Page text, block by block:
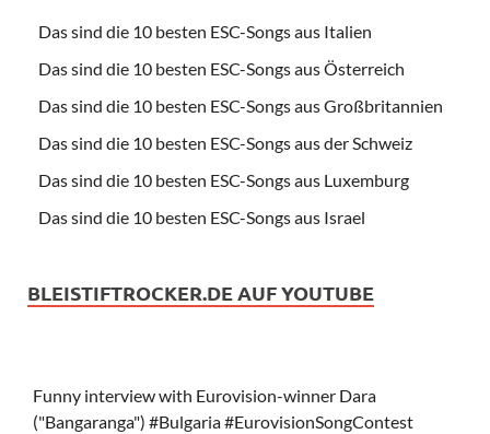
Das sind die 10 besten ESC-Songs aus Italien
Das sind die 10 besten ESC-Songs aus Österreich
Das sind die 10 besten ESC-Songs aus Großbritannien
Das sind die 10 besten ESC-Songs aus der Schweiz
Das sind die 10 besten ESC-Songs aus Luxemburg
Das sind die 10 besten ESC-Songs aus Israel
BLEISTIFTROCKER.DE AUF YOUTUBE
Funny interview with Eurovision-winner Dara
("Bangaranga") #Bulgaria #EurovisionSongContest